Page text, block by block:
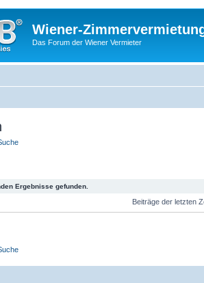
Wiener-
Das Forum der Wiener Vermieter
Ergebnisse gefunden.
Beiträge der letzten